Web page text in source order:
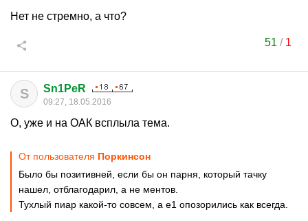
Нет не стремно, а что?
51 / 1
S Sn1PeR
09:27, 18.05.2016
О, уже и на ОАК всплыла тема.
От пользователя Поркинсон
Было бы позитивней, если бы он парня, который тачку
нашел, отблагодарил, а не ментов.
Тухлый пиар какой-то совсем, а е1 опозорились как всегда.